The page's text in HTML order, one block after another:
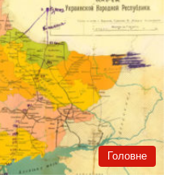
Головне